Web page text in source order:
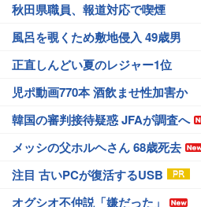
秋田県職員、報道対応で喫煙
風呂を覗くため敷地侵入 49歳男
正直しんどい夏のレジャー1位
児ポ動画770本 酒飲ませ性加害か
韓国の審判接待疑惑 JFAが調査へ
メッシの父ホルヘさん 68歳死去
注目 古いPCが復活するUSB
オグシオ不仲説「嫌だった」